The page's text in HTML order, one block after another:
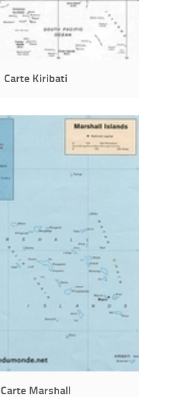
Carte Kiribati
Carte Marshall